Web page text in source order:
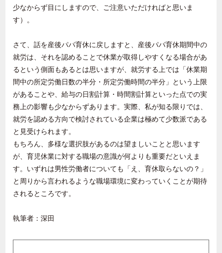
少なからず目にしますので、ご注意いただければと思いま
す）。
さて、話を産後パパ育休に戻しますと、産後パパ育休期間中の
就労は、それを認めることで休業が取得しやすくなる場合があ
るという側面もあるとは思いますが、就労する上では「休業期
間中の所定労働日数の半分・所定労働時間の半分」という上限
があることや、給与の日割計算・時間割計算といった点での実
務上の影響も少なからずあります。実際、私が知る限りでは、
就労を認める方向で検討されている企業は極めて少数派である
と見受けられます。
もちろん、多様な選択肢があるのは望ましいことと思います
が、育児休業に対する職場の意識が何よりも重要だといえま
す。いずれは男性労働者についても「え、育休取らないの？」
と周りから言われるような職場環境に変わっていくことが期待
されるところです。
執筆者：深田